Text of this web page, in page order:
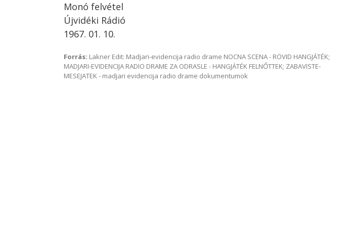
Monó felvétel
Újvidéki Rádió
1967. 01. 10.
Forrás: Lakner Edit: Madjari-evidencija radio drame NOCNA SCENA - RÖVID HANGJÁTÉK;
MADJARI-EVIDENCIJA RADIO DRAME ZA ODRASLE - HANGJÁTÉK FELNŐTTEK; ZABAVISTE-
MESEJATEK - madjari evidencija radio drame dokumentumok